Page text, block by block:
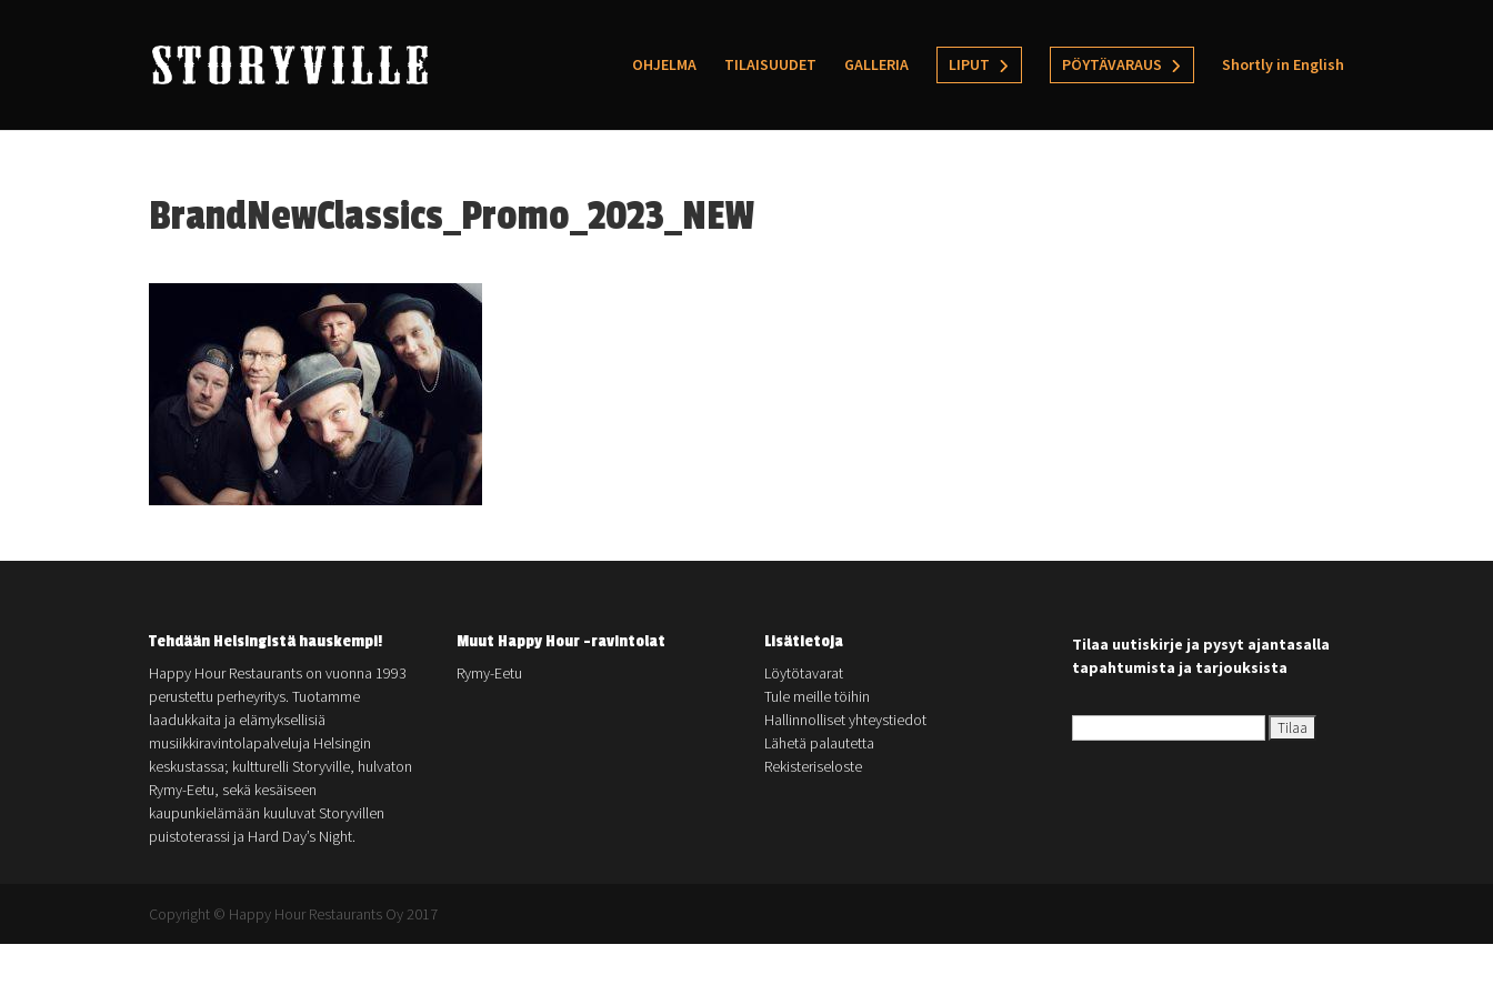
OHJELMA TILAISUUDET GALLERIA LIPUT PÖYTÄVARAUS Shortly in English
BrandNewClassics_Promo_2023_NEW
Tehdään Helsingistä hauskempi!
Happy Hour Restaurants on vuonna 1993
perustettu perheyritys. Tuotamme
laadukkaita ja elämyksellisiä
musiikkiravintolapalveluja Helsingin
keskustassa; kultturelli Storyville, hulvaton
Rymy-Eetu, sekä kesäiseen
kaupunkielämään kuuluvat Storyvillen
puistoterassi ja Hard Day’s Night.
Muut Happy Hour -ravintolat
Rymy-Eetu
Lisätietoja
Löytötavarat
Tule meille töihin
Hallinnolliset yhteystiedot
Lähetä palautetta
Rekisteriseloste
Tilaa uutiskirje ja pysyt ajantasalla
tapahtumista ja tarjouksista
Copyright © Happy Hour Restaurants Oy 2017